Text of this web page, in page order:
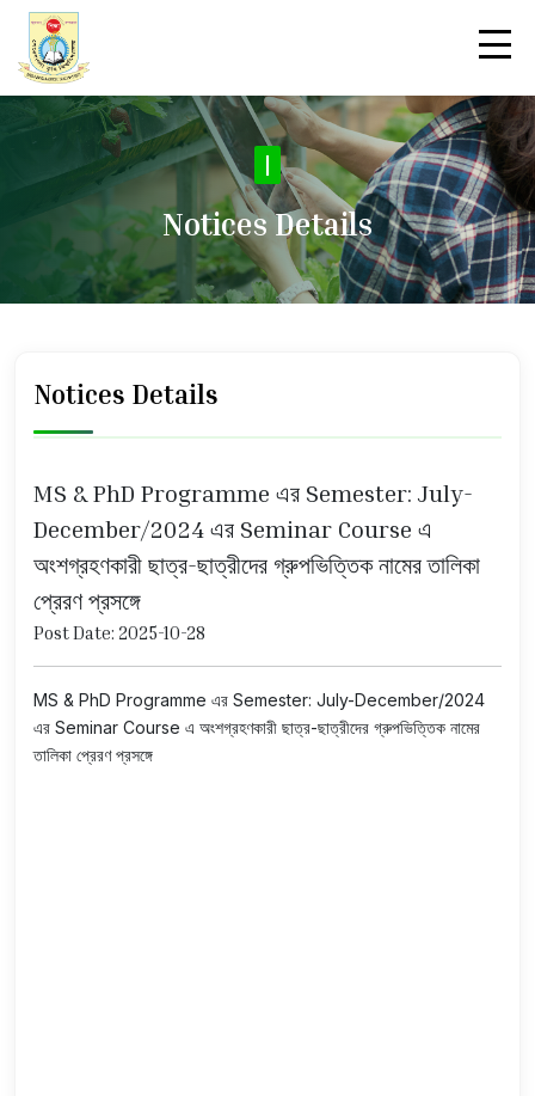
N
Notices Details
Notices Details
MS & PhD Programme এর Semester: July-
December/2024 এর Seminar Course এ
অংশগ্রহণকারী ছাত্র-ছাত্রীদের গ্রুপভিত্তিক নামের তালিকা
প্রেরণ প্রসঙ্গে
Post Date: 2025-10-28
MS & PhD Programme এর Semester: July-December/2024
এর Seminar Course এ অংশগ্রহণকারী ছাত্র-ছাত্রীদের গ্রুপভিত্তিক নামের
তালিকা প্রেরণ প্রসঙ্গে